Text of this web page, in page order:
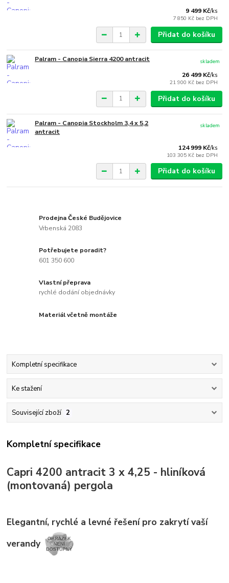
9 499 Kč/ks
7 850 Kč bez DPH
Přidat do košíku
Palram - Canopia Sierra 4200 antracit
26 499 Kč/ks
21 900 Kč bez DPH
skladem
Přidat do košíku
Palram - Canopia Stockholm 3,4 x 5,2
antracit
124 999 Kč/ks
103 305 Kč bez DPH
skladem
Přidat do košíku
Prodejna České Budějovice
Vrbenská 2083
Potřebujete poradit?
601 350 600
Vlastní přeprava
rychlé dodání objednávky
Materiál včetně montáže
Kompletní specifikace
Ke stažení
Související zboží 2
Kompletní specifikace
Capri 4200 antracit 3 x 4,25 - hliníková
(montovaná) pergola
Elegantní, rychlé a levné řešení pro zakrytí vaší
verandy